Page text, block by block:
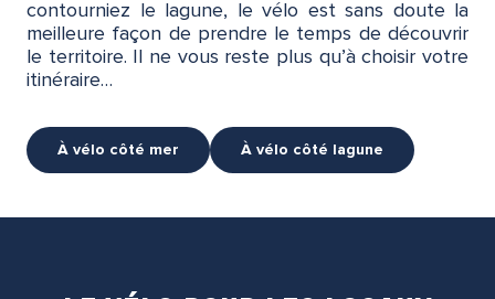
contourniez le lagune, le vélo est sans doute la
meilleure façon de prendre le temps de découvrir
le territoire. Il ne vous reste plus qu’à choisir votre
itinéraire…
À vélo côté mer À vélo côté lagune